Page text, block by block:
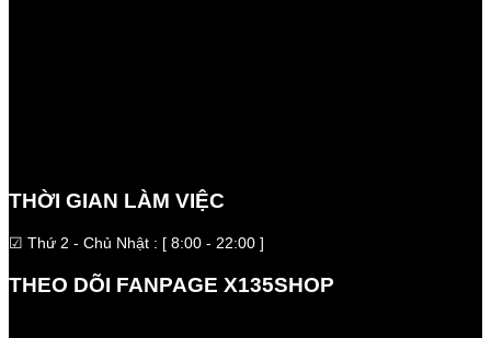
THỜI GIAN LÀM VIỆC
☑ Thứ 2 - Chủ Nhật : [ 8:00 - 22:00 ]
THEO DÕI FANPAGE X135SHOP